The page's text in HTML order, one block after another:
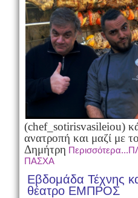
(chef_sotirisvasileiou)
ανατροπή και μαζί με
Δημήτρη
ΠΑΣΧΑ
Εβδομάδα Τέχνης
θέατρο ΕΜΠΡΟΣ